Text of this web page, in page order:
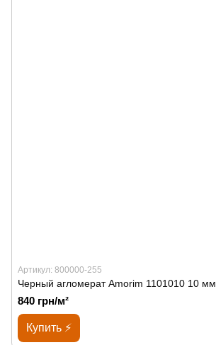
Артикул: 800000-255
Черный агломерат Amorim 1101010 10 мм
840 грн/м²
Купить ⚡